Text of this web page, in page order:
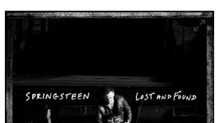
18. I M Not Sleeping
19. Rain In the River